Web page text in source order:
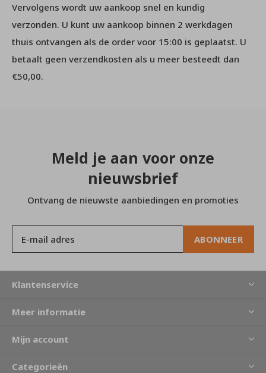
Vervolgens wordt uw aankoop snel en kundig
verzonden. U kunt uw aankoop binnen 2 werkdagen
thuis ontvangen als de order voor 15:00 is geplaatst. U
betaalt geen verzendkosten als u meer besteedt dan
€50,00.
Meld je aan voor onze
nieuwsbrief
Ontvang de nieuwste aanbiedingen en promoties
ABONNEER
Klantenservice
Meer informatie
Mijn account
Categorieën